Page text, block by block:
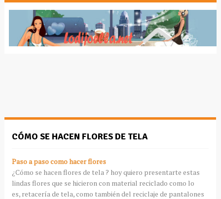
CÓMO SE HACEN FLORES DE TELA
Paso a paso como hacer flores
¿Cómo se hacen flores de tela ? hoy quiero presentarte estas
lindas flores que se hicieron con material reciclado como lo
es, retacería de tela, como también del reciclaje de pantalones